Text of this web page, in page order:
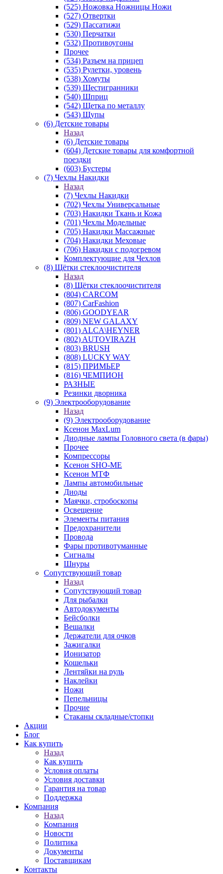
(525) Ножовка Ножницы Ножи
(527) Отвертки
(529) Пассатижи
(530) Перчатки
(532) Противоугоны
Прочее
(534) Разъем на прицеп
(535) Рулетки, уровень
(538) Хомуты
(539) Шестигранники
(540) Шприц
(542) Щетка по металлу
(543) Щупы
(6) Детские товары
Назад
(6) Детские товары
(604) Детские товары для комфортной
поездки
(603) Бустеры
(7) Чехлы Накидки
Назад
(7) Чехлы Накидки
(702) Чехлы Универсальные
(703) Накидки Ткань и Кожа
(701) Чехлы Модельные
(705) Накидки Массажные
(704) Накидки Меховые
(706) Накидки с подогревом
Комплектующие для Чехлов
(8) Щётки стеклоочистителя
Назад
(8) Щётки стеклоочистителя
(804) CARCOM
(807) CarFashion
(806) GOODYEAR
(809) NEW GALAXY
(801) ALCA\HEYNER
(802) AUTOVIRAZH
(803) BRUSH
(808) LUCKY WAY
(815) ПРИМЬЕР
(816) ЧЕМПИОН
РАЗНЫЕ
Резинки дворника
(9) Электрооборудование
Назад
(9) Электрооборудование
Ксенон MaxLum
Диодные лампы Головного света (в фары)
Прочее
Компрессоры
Ксенон SHO-ME
Ксенон МТФ
Лампы автомобильные
Диоды
Маячки, стробоскопы
Освещение
Элементы питания
Предохранители
Провода
Фары противотуманные
Сигналы
Шнуры
Сопутствующий товар
Назад
Сопутствующий товар
Для рыбалки
Автодокументы
Бейсболки
Вешалки
Держатели для очков
Зажигалки
Ионизатор
Кошельки
Лентяйки на руль
Наклейки
Ножи
Пепельницы
Прочие
Стаканы складные/стопки
Акции
Блог
Как купить
Назад
Как купить
Условия оплаты
Условия доставки
Гарантия на товар
Поддержка
Компания
Назад
Компания
Новости
Политика
Документы
Поставщикам
Контакты